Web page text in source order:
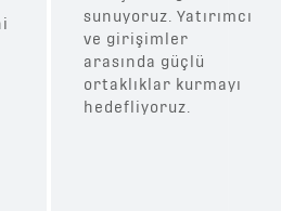
sunuyoruz. Yatırımcı
ve girişimler
arasında güçlü
ortaklıklar kurmayı
hedefliyoruz.